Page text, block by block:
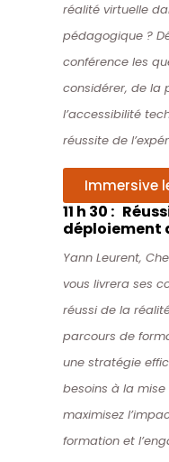
réalité virtuelle
pédagogique ?
conférence les
considérer, de la
l’accessibilité
réussite de
Immersive
11 h 30 :
déploiement
Yann Leurent,
vous livrera ses
réussi de la
parcours de
une stratégie
besoins à la
maximisez
formation et